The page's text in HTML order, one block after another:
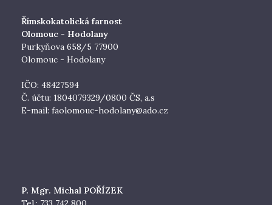
Římskokatolická farnost
Olomouc - Hodolany
Purkyňova 658/5 77900
Olomouc - Hodolany
IČO: 48427594
Č. účtu: 1804079329/0800 ČS, a.s
E-mail: faolomouc-hodolany@ado.cz
P. Mgr. Michal POŘÍZEK